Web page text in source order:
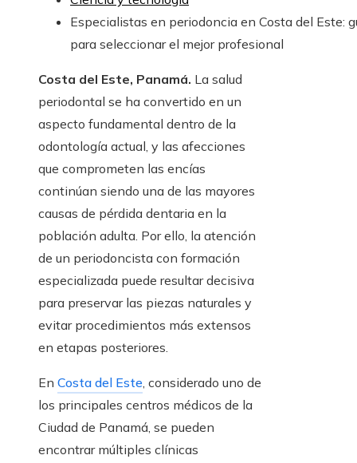
Especialistas en periodoncia en Costa del Este:
para seleccionar el mejor profesional
Costa del Este, Panamá. La salud
periodontal se ha convertido en un
aspecto fundamental dentro de la
odontología actual, y las afecciones
que comprometen las encías
continúan siendo una de las mayores
causas de pérdida dentaria en la
población adulta. Por ello, la atención
de un periodoncista con formación
especializada puede resultar decisiva
para preservar las piezas naturales y
evitar procedimientos más extensos
en etapas posteriores.
En Costa del Este, considerado uno de
los principales centros médicos de la
Ciudad de Panamá, se pueden
encontrar múltiples clínicas